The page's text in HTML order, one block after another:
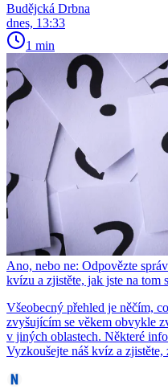
Budějcká Drbna
dnes, 13:33
1 min
Ano, nebo ne: Odpovězte
kvízu a zjistěte, jak jste na tom
Všeobecný přehled je něčím,
zvyšujícím se věkem obvykle
v jiných oblastech. Některé
Vyzkoušejte náš kvíz a zjistěte,